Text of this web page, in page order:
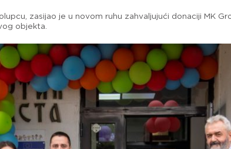
zasijao je u novom ruhu zahvaljujući donaciji MK
objekta.